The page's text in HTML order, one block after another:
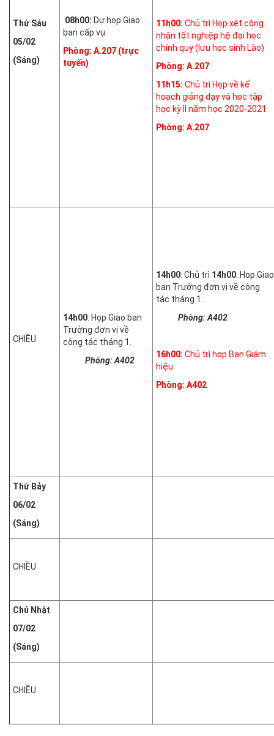
Thứ Sáu
05/02
(Sáng)
08h00: Dự họp Giao
ban cấp vụ.
Phòng: A.207 (trực
tuyến)
11h00: Chủ trì Họp xét công
nhận tốt nghiệp hệ đại học
chính quy (lưu học sinh Lào)
Phòng: A.207
11h15: Chủ trì Họp về kế
hoạch giảng dạy và học tập
học kỳ II năm học 2020-2021
Phòng: A.207
CHIỀU
14h00: Họp Giao ban
Trưởng đơn vị về
công tác tháng 1.
Phòng: A402
14h00: Chủ trì 14h00: Họp Giao
ban Trưởng đơn vị về công
tác tháng 1..
Phòng: A402
16h00: Chủ trì họp Ban Giám
hiệu
Phòng: A402
Thứ Bảy
06/02
(Sáng)
CHIỀU
Chủ Nhật
07/02
(Sáng)
CHIỀU